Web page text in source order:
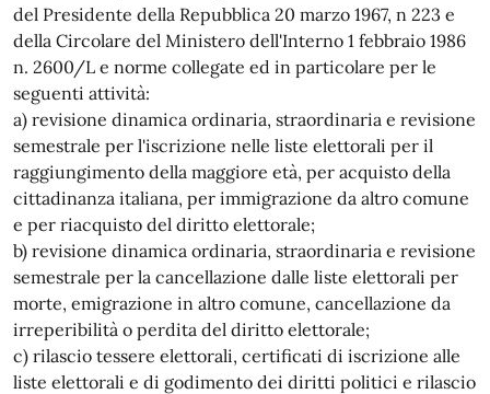
del Presidente della Repubblica 20 marzo 1967, n 223 e
della Circolare del Ministero dell'Interno 1 febbraio 1986
n. 2600/L e norme collegate ed in particolare per le
seguenti attività:
a) revisione dinamica ordinaria, straordinaria e revisione
semestrale per l'iscrizione nelle liste elettorali per il
raggiungimento della maggiore età, per acquisto della
cittadinanza italiana, per immigrazione da altro comune
e per riacquisto del diritto elettorale;
b) revisione dinamica ordinaria, straordinaria e revisione
semestrale per la cancellazione dalle liste elettorali per
morte, emigrazione in altro comune, cancellazione da
irreperibilità o perdita del diritto elettorale;
c) rilascio tessere elettorali, certificati di iscrizione alle
liste elettorali e di godimento dei diritti politici e rilascio